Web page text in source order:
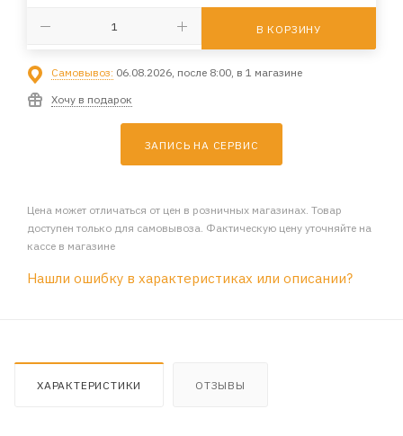
В КОРЗИНУ
Самовывоз: 06.08.2026, после 8:00, в 1 магазине
Хочу в подарок
ЗАПИСЬ НА СЕРВИС
Цена может отличаться от цен в розничных магазинах. Товар
доступен только для самовывоза. Фактическую цену уточняйте на
кассе в магазине
Нашли ошибку в характеристиках или описании?
ХАРАКТЕРИСТИКИ ОТЗЫВЫ